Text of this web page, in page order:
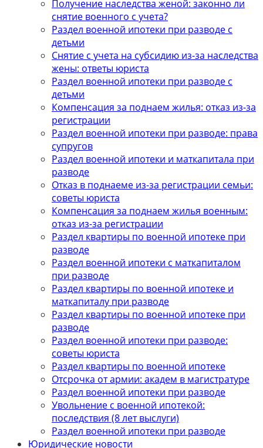
Получение наследства женой: законно ли
снятие военного с учета?
Раздел военной ипотеки при разводе с
детьми
Снятие с учета на субсидию из-за наследства
жены: ответы юриста
Раздел военной ипотеки при разводе с
детьми
Компенсация за поднаем жилья: отказ из-за
регистрации
Раздел военной ипотеки при разводе: права
супругов
Раздел военной ипотеки и маткапитала при
разводе
Отказ в поднаеме из-за регистрации семьи:
советы юриста
Компенсация за поднаем жилья военным:
отказ из-за регистрации
Раздел квартиры по военной ипотеке при
разводе
Раздел военной ипотеки с маткапиталом
при разводе
Раздел квартиры по военной ипотеке и
маткапиталу при разводе
Раздел квартиры по военной ипотеке при
разводе
Раздел военной ипотеки при разводе:
советы юриста
Раздел квартиры по военной ипотеке
Отсрочка от армии: академ в магистратуре
Раздел военной ипотеки при разводе
Увольнение с военной ипотекой:
последствия (8 лет выслуги)
Раздел военной ипотеки при разводе
Юридические новости